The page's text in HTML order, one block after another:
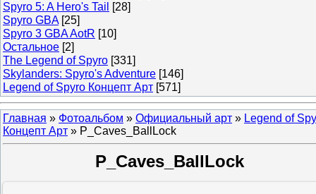
Spyro 5: A Hero's Tail
[28]
Spyro GBA [25]
Spyro 3 GBA AotR [10]
Остальное [2]
The Legend of Spyro [331]
Skylanders: Spyro's Adventure [146]
Legend of Spyro Концепт Арт [571]
Главная » Фотоальбом » Официальный арт » Legend of
Концепт Арт » P_Caves_BallLock
P_Caves_BallLock